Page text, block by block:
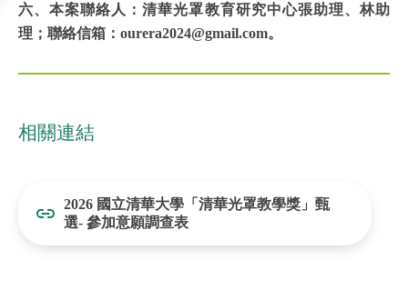
六、本案聯絡人：清華光罩教育研究中心張助理、林助
理；聯絡信箱：ourera2024@gmail.com。
相關連結
2026 國立清華大學「清華光罩教學獎」甄
選- 參加意願調查表